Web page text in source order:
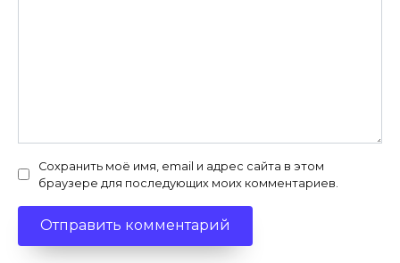
Сохранить моё имя, email и адрес сайта в этом
браузере для последующих моих комментариев.